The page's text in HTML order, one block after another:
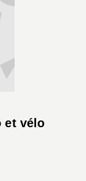
et vélo